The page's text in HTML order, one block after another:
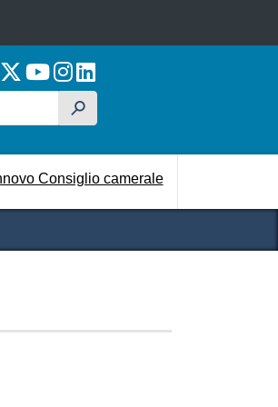
h
Consiglio camerale